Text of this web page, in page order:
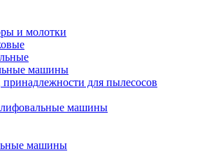
и молотки
машины
для пылесосов
машины
машины